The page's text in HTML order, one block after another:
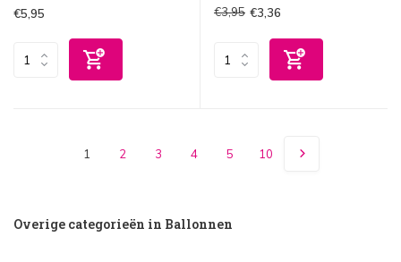
€5,95 €3,95 €3,36
1 2 3 4 5 10
Overige categorieën in Ballonnen